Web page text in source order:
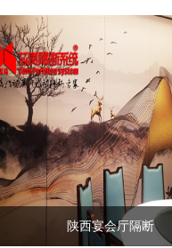
陕西宴会厅隔断